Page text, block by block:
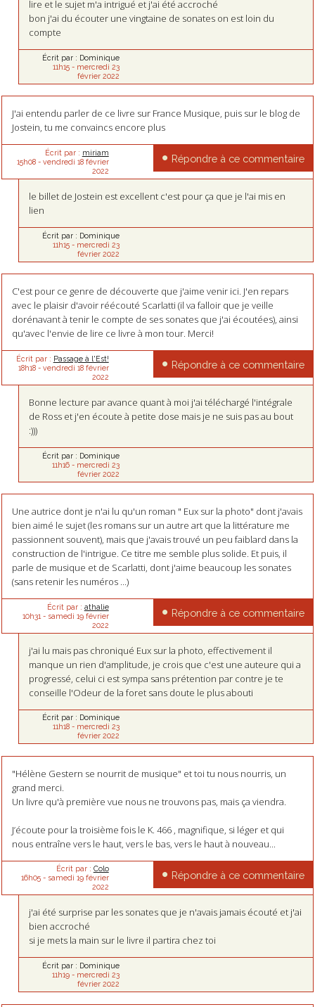
lire et le sujet m'a intrigué et j'ai été accroché
bon j'ai du écouter une vingtaine de sonates on est loin du
compte
Écrit par : Dominique
11h15- mercredi 23
février 2022
J'ai entendu parler de ce livre sur France Musique, puis sur le blog de
Jostein, tu me convaincs encore plus
Écrit par : miriam
15h08- vendredi 18 février
2022
Répondre à ce commentaire
le billet de Jostein est excellent c'est pour ça que je l'ai mis en
lien
Écrit par : Dominique
11h15- mercredi 23
février 2022
C'est pour ce genre de découverte que j'aime venir ici. J'en repars
avec le plaisir d'avoir réécouté Scarlatti (il va falloir que je veille
dorénavant à tenir le compte de ses sonates que j'ai écoutées), ainsi
qu'avec l'envie de lire ce livre à mon tour. Merci!
Écrit par : Passage à l'Est!
18h18- vendredi 18 février
2022
Répondre à ce commentaire
Bonne lecture par avance quant à moi j'ai téléchargé l'intégrale
de Ross et j'en écoute à petite dose mais je ne suis pas au bout
:)))
Écrit par : Dominique
11h16- mercredi 23
février 2022
Une autrice dont je n'ai lu qu'un roman " Eux sur la photo" dont j'avais
bien aimé le sujet (les romans sur un autre art que la littérature me
passionnent souvent), mais que j'avais trouvé un peu faiblard dans la
construction de l'intrigue. Ce titre me semble plus solide. Et puis, il
parle de musique et de Scarlatti, dont j'aime beaucoup les sonates
(sans retenir les numéros ...)
Écrit par : athalie
10h31 - samedi 19 février
2022
Répondre à ce commentaire
j'ai lu mais pas chroniqué Eux sur la photo, effectivement il
manque un rien d'amplitude, je crois que c'est une auteure qui a
progressé, celui ci est sympa sans prétention par contre je te
conseille l'Odeur de la foret sans doute le plus abouti
Écrit par : Dominique
11h18- mercredi 23
février 2022
"Hélène Gestern se nourrit de musique" et toi tu nous nourris, un
grand merci.
Un livre qu'à première vue nous ne trouvons pas, mais ça viendra.
J’écoute pour la troisième fois le K. 466 , magnifique, si léger et qui
nous entraîne vers le haut, vers le bas, vers le haut à nouveau...
Écrit par : Colo
16h05- samedi 19 février
2022
Répondre à ce commentaire
j'ai été surprise par les sonates que je n'avais jamais écouté et j'ai
bien accroché
si je mets la main sur le livre il partira chez toi
Écrit par : Dominique
11h19- mercredi 23
février 2022